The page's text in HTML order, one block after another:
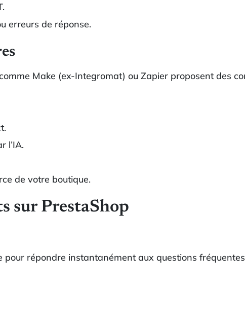
erreurs de réponse.
Make (ex-Integromat) ou Zapier proposent des
l’IA.
de votre boutique.
sur PrestaShop
répondre instantanément aux questions